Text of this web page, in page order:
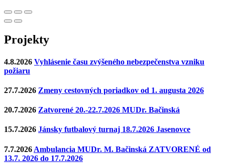
Projekty
4.8.2026 Vyhlásenie času zvýšeného nebezpečenstva vzniku
požiaru
27.7.2026 Zmeny cestovných poriadkov od 1. augusta 2026
20.7.2026 Zatvorené 20.-22.7.2026 MUDr. Bačinská
15.7.2026 Jánsky futbalový turnaj 18.7.2026 Jasenovce
7.7.2026 Ambulancia MUDr. M. Bačinská ZATVORENÉ od
13.7. 2026 do 17.7.2026